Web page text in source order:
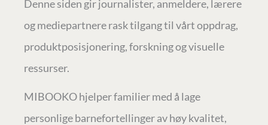
Denne siden gir journalister, anmeldere, lærere
og mediepartnere rask tilgang til vårt oppdrag,
produktposisjonering, forskning og visuelle
ressurser.
MIBOOKO hjelper familier med å lage
personlige barnefortellinger av høy kvalitet,